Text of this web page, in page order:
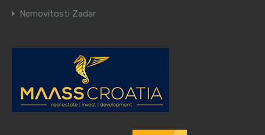
Nemovitosti Zadar